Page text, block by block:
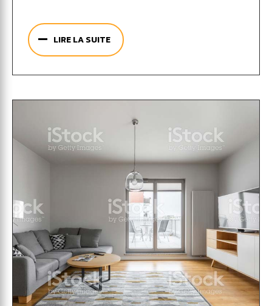
chambres 70 mm, la porte-fenêtre aluminium et
PVC est fabriquée en PVC rigide de classe A
renforcé contre les chocs. Elle dispose d’un
capot en aluminium qui résistera parfaitement
double-vitrage d’une épaisseur de base de 28
proposée par Fenêtréa vous comblera grâce à
ses performances optimales. Ses profils sont
renforcés au moyen d’armatures en acier et
alliage anti-corrosion qui lui confèrent une
solidité à toute épreuve. Afin que la porte-
fenêtre Enoralu s’intègre chez vous avec
harmonie, ses finitions ont été particulièrement
soignées : pare-tempête contemporain, ouvrant
et parclose arrondis, ferrure traitée anti-
corrosion, nombreuses options de
personnalisation disponibles… Rien n’a été
oublié afin que vous puissiez profiter pleinement
des nombreux avantages de la porte-fenêtre
PVC et aluminium Enoralu.
LIRE LA SUITE